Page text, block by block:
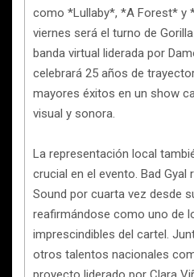
como *Lullaby*, *A Forest* y
viernes será el turno de
banda virtual liderada por
celebrará 25 años de
mayores éxitos en un show
visual y sonora.
La representación local
crucial en el evento. Bad Gyal
Sound por cuarta vez desde
reafirmándose como uno de
imprescindibles del cartel.
otros talentos nacionales